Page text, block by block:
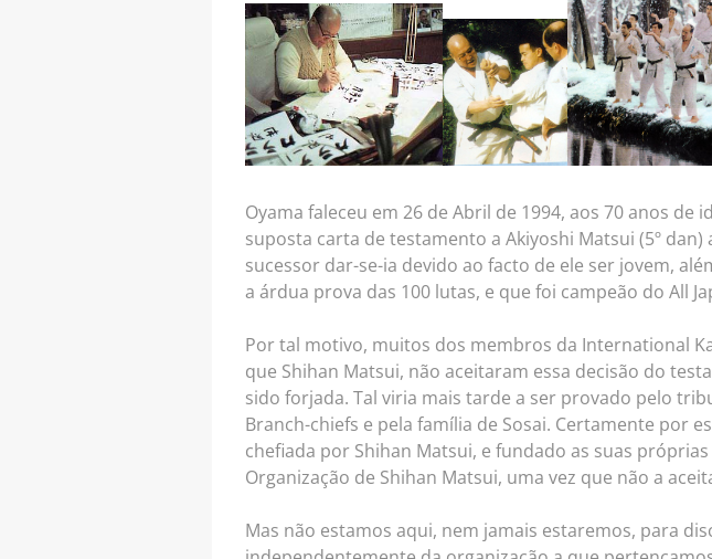
Oyama faleceu em 26 de Abril de 1994, aos 70 anos
suposta carta de testamento a Akiyoshi Matsui (5º
sucessor dar-se-ia devido ao facto de ele ser jovem,
a árdua prova das 100 lutas, e que foi campeão do All
Por tal motivo, muitos dos membros da International
que Shihan Matsui, não aceitaram essa decisão do
sido forjada. Tal viria mais tarde a ser provado pelo
Branch-chiefs e pela família de Sosai. Certamente por
chefiada por Shihan Matsui, e fundado as suas
Organização de Shihan Matsui, uma vez que não a
Mas não estamos aqui, nem jamais estaremos, para